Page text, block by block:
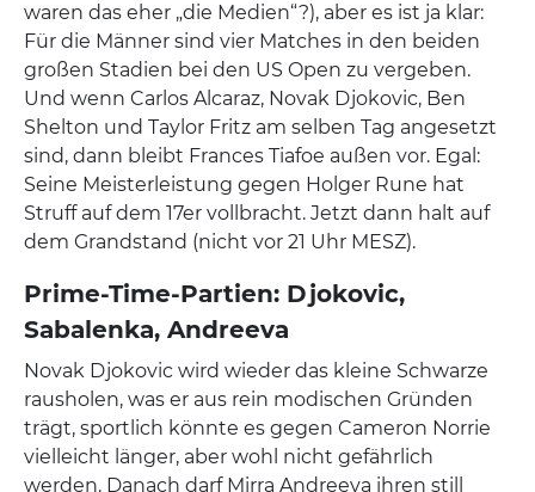
waren das eher „die Medien“?), aber es ist ja klar:
Für die Männer sind vier Matches in den beiden
großen Stadien bei den US Open zu vergeben.
Und wenn Carlos Alcaraz, Novak Djokovic, Ben
Shelton und Taylor Fritz am selben Tag angesetzt
sind, dann bleibt Frances Tiafoe außen vor. Egal:
Seine Meisterleistung gegen Holger Rune hat
Struff auf dem 17er vollbracht. Jetzt dann halt auf
dem Grandstand (nicht vor 21 Uhr MESZ).
Prime-Time-Partien: Djokovic,
Sabalenka, Andreeva
Novak Djokovic wird wieder das kleine Schwarze
rausholen, was er aus rein modischen Gründen
trägt, sportlich könnte es gegen Cameron Norrie
vielleicht länger, aber wohl nicht gefährlich
werden. Danach darf Mirra Andreeva ihren still